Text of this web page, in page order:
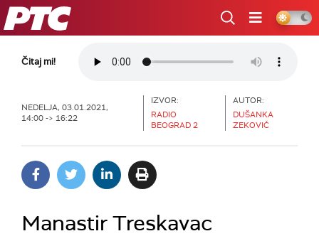
RTS
Čitaj mi!
NEDELJA, 03.01.2021,
14:00 -> 16:22
IZVOR:
RADIO
BEOGRAD 2
AUTOR:
DUŠANKA
ZEKOVIĆ
Manastir Treskavac